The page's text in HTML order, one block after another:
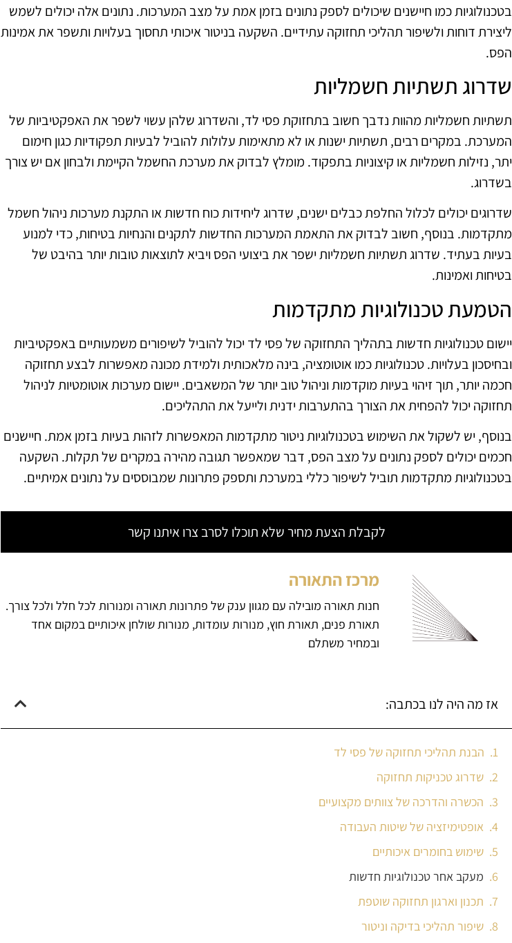
בטכנולוגיות כמו חיישנים שיכולים לספק נתונים בזמן אמת על מצב המערכות. נתונים אלה יכולים לשמש
ליצירת דוחות ולשיפור תהליכי תחזוקה עתידיים. השקעה בניטור איכותי תחסוך בעלויות ותשפר את אמינות
הפס.
שדרוג תשתיות חשמליות
תשתיות חשמליות מהוות נדבך חשוב בתחזוקת פסי לד, והשדרוג שלהן עשוי לשפר את האפקטיביות של
המערכת. במקרים רבים, תשתיות ישנות או לא מתאימות עלולות להוביל לבעיות תפקודיות כגון חימום
יתר, נזילות חשמליות או קיצוניות בתפקוד. מומלץ לבדוק את מערכת החשמל הקיימת ולבחון אם יש צורך
בשדרוג.
שדרוגים יכולים לכלול החלפת כבלים ישנים, שדרוג ליחידות כוח חדשות או התקנת מערכות ניהול חשמל
מתקדמות. בנוסף, חשוב לבדוק את התאמת המערכות החדשות לתקנים והנחיות בטיחות, כדי למנוע
בעיות בעתיד. שדרוג תשתיות חשמליות ישפר את ביצועי הפס ויביא לתוצאות טובות יותר בהיבט של
בטיחות ואמינות.
הטמעת טכנולוגיות מתקדמות
יישום טכנולוגיות חדשות בתהליך התחזוקה של פסי לד יכול להוביל לשיפורים משמעותיים באפקטיביות
ובחיסכון בעלויות. טכנולוגיות כמו אוטומציה, בינה מלאכותית ולמידת מכונה מאפשרות לבצע תחזוקה
חכמה יותר, תוך זיהוי בעיות מוקדמות וניהול טוב יותר של המשאבים. יישום מערכות אוטומטיות לניהול
תחזוקה יכול להפחית את הצורך בהתערבות ידנית ולייעל את התהליכים.
בנוסף, יש לשקול את השימוש בטכנולוגיות ניטור מתקדמות המאפשרות לזהות בעיות בזמן אמת. חיישנים
חכמים יכולים לספק נתונים על מצב הפס, דבר שמאפשר תגובה מהירה במקרים של תקלות. השקעה
בטכנולוגיות מתקדמות תוביל לשיפור כללי במערכת ותספק פתרונות שמבוססים על נתונים אמיתיים.
לקבלת הצעת מחיר שלא תוכלו לסרב צרו איתנו קשר
מרכז התאורה
חנות תאורה מובילה עם מגוון ענק של פתרונות תאורה ומנורות לכל חלל ולכל צורך.
תאורת פנים, תאורת חוץ, מנורות עומדות, מנורות שולחן איכותיים במקום אחד
ובמחיר משתלם
אז מה היה לנו בכתבה:
הבנת תהליכי תחזוקה של פסי לד
שדרוג טכניקות תחזוקה
הכשרה והדרכה של צוותים מקצועיים
אופטימיזציה של שיטות העבודה
שימוש בחומרים איכותיים
מעקב אחר טכנולוגיות חדשות
תכנון וארגון תחזוקה שוטפת
שיפור תהליכי בדיקה וניטור